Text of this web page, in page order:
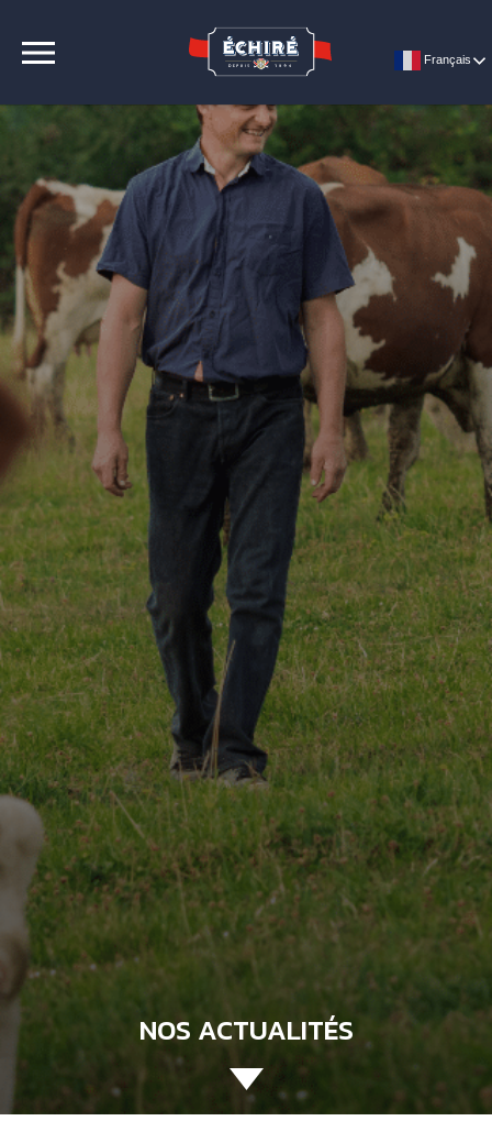
Français
CONTACT
ACCUEIL
NOS ACTUALITÉS